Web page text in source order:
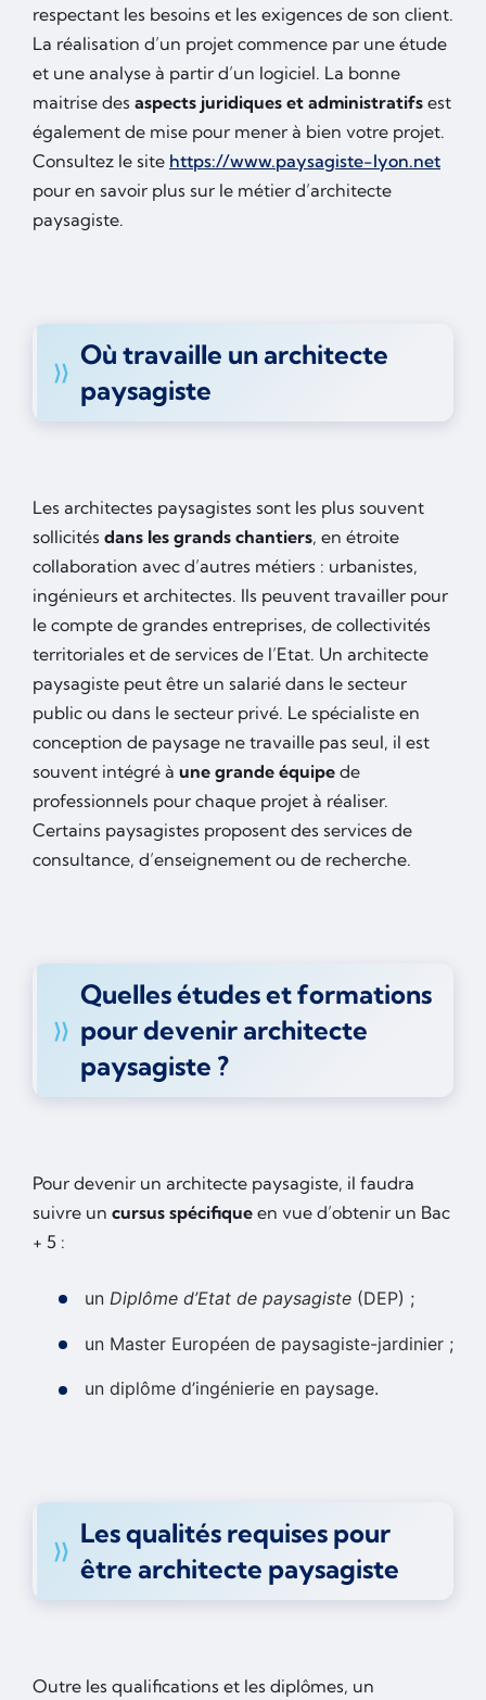
respectant les besoins et les exigences de son client.
La réalisation d’un projet commence par une étude
et une analyse à partir d’un logiciel. La bonne
maitrise des aspects juridiques et administratifs est
également de mise pour mener à bien votre projet.
Consultez le site https://www.paysagiste-lyon.net
pour en savoir plus sur le métier d’architecte
paysagiste.
Où travaille un architecte
paysagiste
Les architectes paysagistes sont les plus souvent
sollicités dans les grands chantiers, en étroite
collaboration avec d’autres métiers : urbanistes,
ingénieurs et architectes. Ils peuvent travailler pour
le compte de grandes entreprises, de collectivités
territoriales et de services de l’Etat. Un architecte
paysagiste peut être un salarié dans le secteur
public ou dans le secteur privé. Le spécialiste en
conception de paysage ne travaille pas seul, il est
souvent intégré à une grande équipe de
professionnels pour chaque projet à réaliser.
Certains paysagistes proposent des services de
consultance, d’enseignement ou de recherche.
Quelles études et formations
pour devenir architecte
paysagiste ?
Pour devenir un architecte paysagiste, il faudra
suivre un cursus spécifique en vue d’obtenir un Bac
+ 5 :
un Diplôme d’Etat de paysagiste (DEP) ;
un Master Européen de paysagiste-jardinier ;
un diplôme d’ingénierie en paysage.
Les qualités requises pour
être architecte paysagiste
Outre les qualifications et les diplômes, un